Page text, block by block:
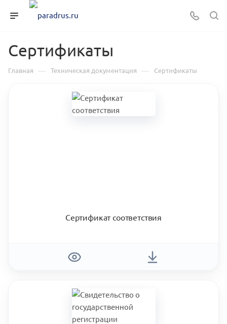
Сертификаты
Главная — Техническая документация — Сертификаты
Сертификат соответствия